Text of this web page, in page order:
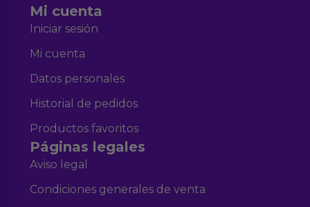
Mi cuenta
Iniciar sesión
Mi cuenta
Datos personales
Historial de pedidos
Productos favoritos
Páginas legales
Aviso legal
Condiciones generales de venta